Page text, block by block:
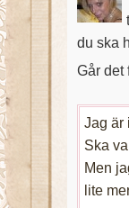
du ska
Går det
Jag är
Ska
Men
lite